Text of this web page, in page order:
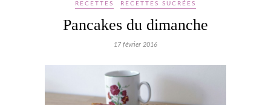
RECETTES RECETTES SUCRÉES
Pancakes du dimanche
17 février 2016